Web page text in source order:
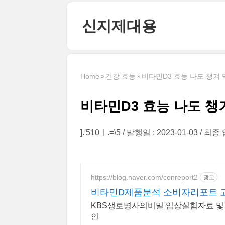
신지제대용
Home 건강 효능 비타민D3 효능 나도 챙겨
비타민D3 효능 나도 챙
].'510ㅣ.=\5 발행일 : 2023-01-03 최종
https://blog.naver.com/conreport2 광고
비타민D제품분석 소비자리포트
KBS생로병사의비밀 임상실험자료
인